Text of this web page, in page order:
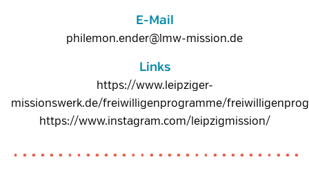
E-Mail
philemon.ender@lmw-mission.de
Links
https://www.leipziger-
missionswerk.de/freiwilligenprogramme/
https://www.instagram.com/leipzigmission/